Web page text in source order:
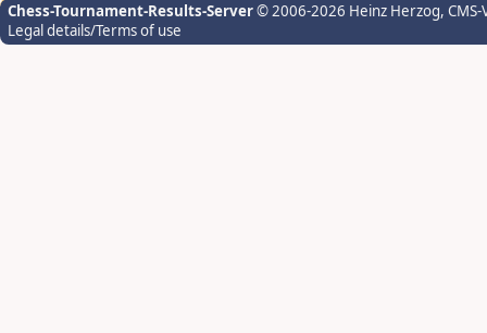
Chess-Tournament-Results-Server© 2006-2026 Heinz Herzog,
Legal details/Terms of use